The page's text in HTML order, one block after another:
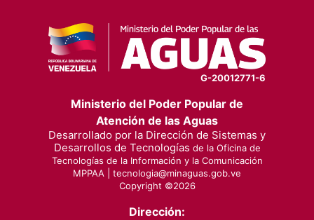
G-20012771-6
Ministerio del Poder Popular de
Atención de las Aguas
Desarrollado por la Dirección de Sistemas y
Desarrollos de Tecnologías de la Oficina de
Tecnologías de la Información y la Comunicación
MPPAA | tecnologia@minaguas.gob.ve
Copyright ©2026
Dirección: